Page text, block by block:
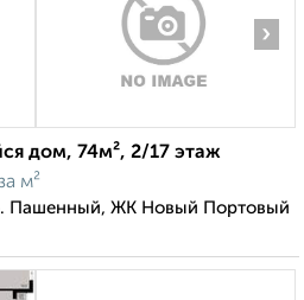
›
дом, 74м², 2/17 этаж
м²
Пашенный, ЖК Новый Портовый